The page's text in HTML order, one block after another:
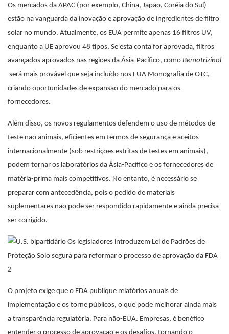
Os mercados da APAC (por exemplo, China, Japão, Coréia do Sul)
estão na vanguarda da inovação e aprovação de ingredientes de filtro
solar no mundo. Atualmente, os EUA permite apenas 16 filtros UV,
enquanto a UE aprovou 48 tipos. Se esta conta for aprovada, filtros
avançados aprovados nas regiões da Ásia-Pacífico, como Bemotrizinol
será mais provável que seja incluído nos EUA Monografia de OTC,
criando oportunidades de expansão do mercado para os
fornecedores.
Além disso, os novos regulamentos defendem o uso de métodos de
teste não animais, eficientes em termos de segurança e aceitos
internacionalmente (sob restrições estritas de testes em animais),
podem tornar os laboratórios da Ásia-Pacífico e os fornecedores de
matéria-prima mais competitivos. No entanto, é necessário se
preparar com antecedência, pois o pedido de materiais
suplementares não pode ser respondido rapidamente e ainda precisa
ser corrigido.
O projeto exige que o FDA publique relatórios anuais de
implementação e os torne públicos, o que pode melhorar ainda mais
a transparência regulatória. Para não-EUA. Empresas, é benéfico